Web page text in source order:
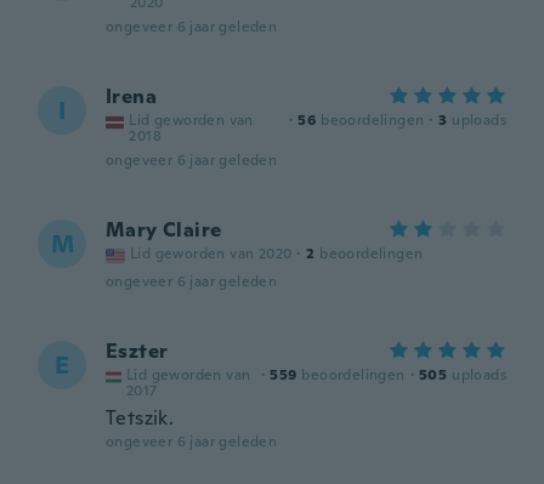
ongeveer 6 jaar geleden
I Irena
Lid geworden van
2018
· 56 beoordelingen · 3 uploads
ongeveer 6 jaar geleden
M Mary Claire
Lid geworden van 2020 · 2 beoordelingen
ongeveer 6 jaar geleden
E Eszter
Lid geworden van
2017
· 559 beoordelingen · 505 uploads
Tetszik.
ongeveer 6 jaar geleden